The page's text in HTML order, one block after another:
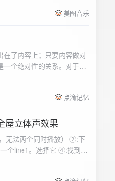
美图音乐
在了内容上；只要内容做对
一个绝对性的关系。对于质
点滴记忆
屋立体声效果
无法两个同时播放） ②:下
。选择它 ④:找到安